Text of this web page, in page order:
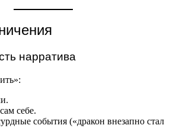
нарратива
себе.
события («дракон внезапно стал